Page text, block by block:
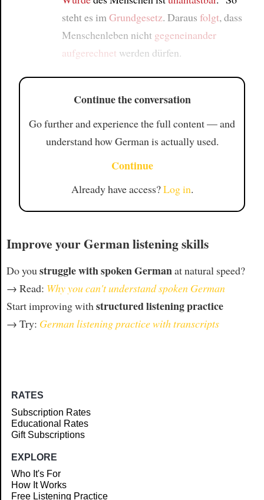
steht es im Grundgesetz. Daraus folgt, dass
Menschenleben nicht gegeneinander
aufgerechnet werden dürfen.
Continue the conversation
Go further and experience the full content — and
understand how German is actually used.
Continue
Already have access?Log in.
Improve your German listening skills
Do youstruggle with spoken Germanat natural speed?
→ Read: Why you can't understand spoken German
Start improving withstructured listening practice
→ Try: German listening practice with transcripts
RATES
Subscription Rates
Educational Rates
Gift Subscriptions
EXPLORE
Who It's For
How It Works
Free Listening Practice